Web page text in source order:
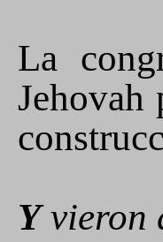
La
Jehovah
Yvieron